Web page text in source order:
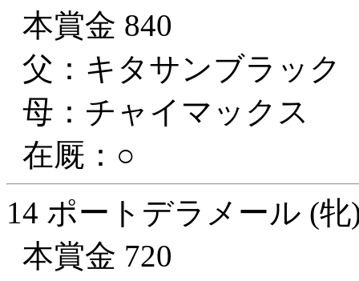
本賞金 840
父：キタサンブラック
母：チャイマックス
在厩：○
14 ポートデラメール (牝
本賞金 720